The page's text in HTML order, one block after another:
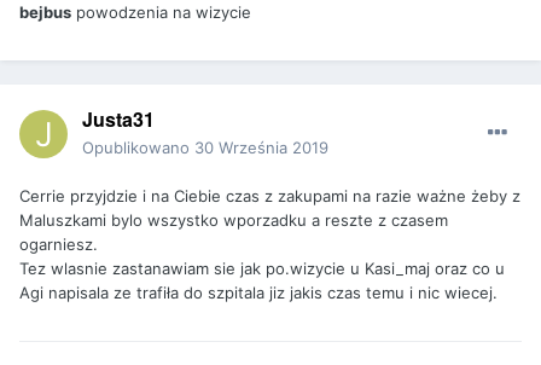
bejbus powodzenia na wizycie
Justa31
Opublikowano 30 Września 2019
Cerrie przyjdzie i na Ciebie czas z zakupami na razie ważne żeby z
Maluszkami bylo wszystko wporzadku a reszte z czasem
ogarniesz.
Tez wlasnie zastanawiam sie jak po.wizycie u Kasi_maj oraz co u
Agi napisala ze trafiła do szpitala jiz jakis czas temu i nic wiecej.